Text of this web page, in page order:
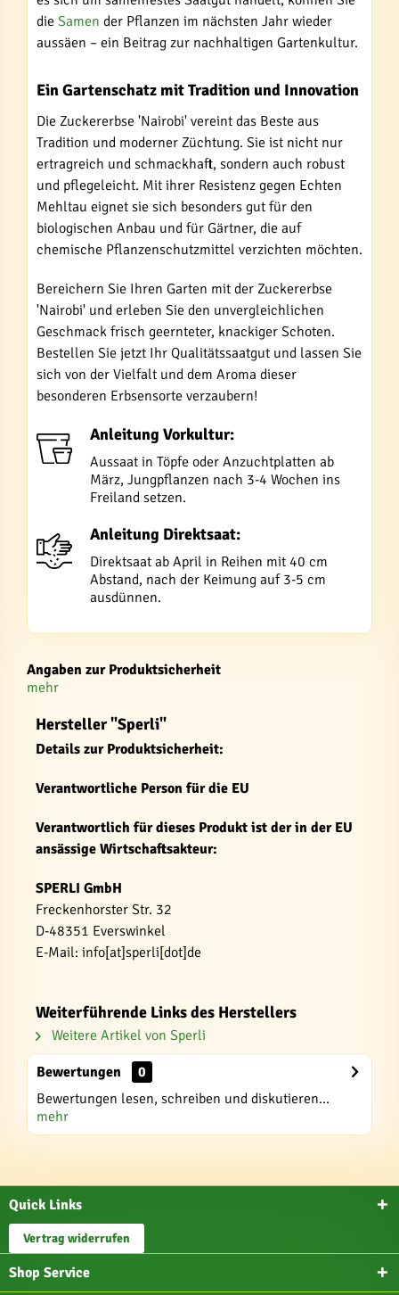
die Samen der Pflanzen im nächsten Jahr wieder
aussäen – ein Beitrag zur nachhaltigen Gartenkultur.
Ein Gartenschatz mit Tradition und Innovation
Die Zuckererbse 'Nairobi' vereint das Beste aus
Tradition und moderner Züchtung. Sie ist nicht nur
ertragreich und schmackhaft, sondern auch robust
und pflegeleicht. Mit ihrer Resistenz gegen Echten
Mehltau eignet sie sich besonders gut für den
biologischen Anbau und für Gärtner, die auf
chemische Pflanzenschutzmittel verzichten möchten.
Bereichern Sie Ihren Garten mit der Zuckererbse
'Nairobi' und erleben Sie den unvergleichlichen
Geschmack frisch geernteter, knackiger Schoten.
Bestellen Sie jetzt Ihr Qualitätssaatgut und lassen Sie
sich von der Vielfalt und dem Aroma dieser
besonderen Erbsensorte verzaubern!
Anleitung Vorkultur:
Aussaat in Töpfe oder Anzuchtplatten ab
März, Jungpflanzen nach 3-4 Wochen ins
Freiland setzen.
Anleitung Direktsaat:
Direktsaat ab April in Reihen mit 40 cm
Abstand, nach der Keimung auf 3-5 cm
ausdünnen.
Angaben zur Produktsicherheit
mehr
Hersteller "Sperli"
Details zur Produktsicherheit:
Verantwortliche Person für die EU
Verantwortlich für dieses Produkt ist der in der EU
ansässige Wirtschaftsakteur:
SPERLI GmbH
Freckenhorster Str. 32
D-48351 Everswinkel
E-Mail: info[at]sperli[dot]de
Weiterführende Links des Herstellers
Weitere Artikel von Sperli
Bewertungen
0
Bewertungen lesen, schreiben und diskutieren...
mehr
Quick Links
Vertrag widerrufen
Shop Service